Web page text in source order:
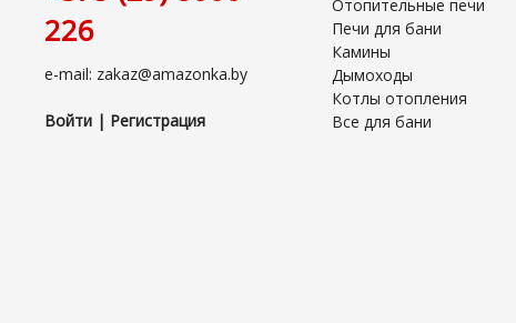
226
e-mail: zakaz@amazonka.by
Войти | Регистрация
Отопительные печи
Печи для бани
Камины
Дымоходы
Котлы отопления
Все для бани